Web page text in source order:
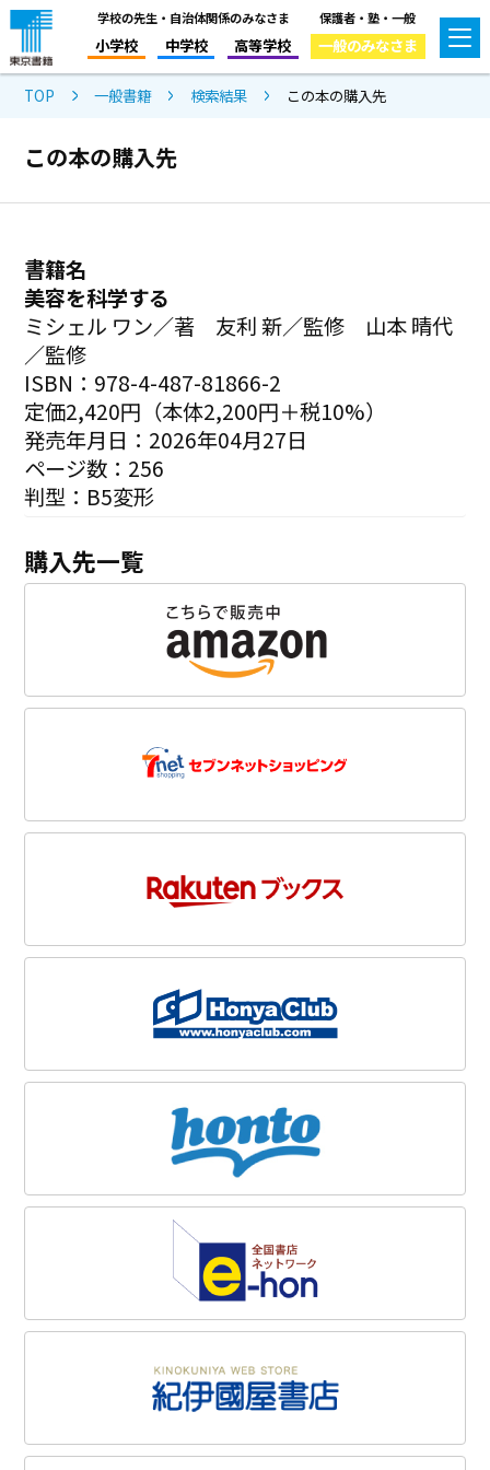
学校の先生・自治体関係のみなさま
小学校 中学校 高等学校
保護者・塾・一般
一般のみなさま
TOP 一般書籍 検索結果 この本の購入先
この本の購入先
書籍名
美容を科学する
ミシェル ワン／著 友利 新／監修 山本 晴代
／監修
ISBN：978-4-487-81866-2
定価2,420円（本体2,200円＋税10%）
発売年月日：2026年04月27日
ページ数：256
判型：B5変形
購入先一覧